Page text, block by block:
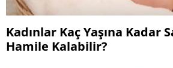
Kadınlar Kaç Yaşına Kadar
Hamile Kalabilir?